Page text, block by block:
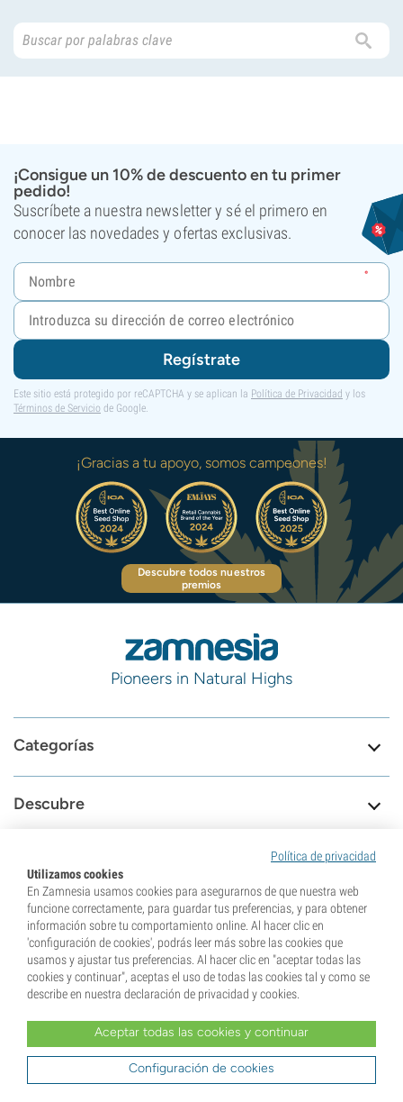
¡Consigue un 10% de descuento en tu primer
pedido!
Suscríbete a nuestra newsletter y sé el primero en
conocer las novedades y ofertas exclusivas.
Regístrate
Este sitio está protegido por reCAPTCHA y se aplican la Política de Privacidad y los
Términos de Servicio de Google.
¡Gracias a tu apoyo, somos campeones!
Descubre todos nuestros
premios
Pioneers in Natural Highs
Categorías
Descubre
Herramientas
Política de privacidad
Utilizamos cookies
En Zamnesia usamos cookies para asegurarnos de que nuestra web
funcione correctamente, para guardar tus preferencias, y para obtener
información sobre tu comportamiento online. Al hacer clic en
'configuración de cookies', podrás leer más sobre las cookies que
usamos y ajustar tus preferencias. Al hacer clic en "aceptar todas las
cookies y continuar", aceptas el uso de todas las cookies tal y como se
describe en nuestra declaración de privacidad y cookies.
Aceptar todas las cookies y continuar
Configuración de cookies
8.6
Reviews
Estamos aquí para
ayudarte